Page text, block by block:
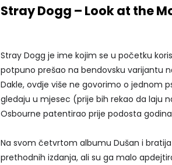
Stray Dogg – Look at the
Stray Dogg je ime kojim se u početku
potpuno prešao na bendovsku varijantu
Dakle, ovdje više ne govorimo o jednom
gledaju u mjesec (prije bih rekao da laju
Osbourne patentirao prije podosta
Na svom četvrtom albumu Dušan i
prethodnih izdanja, ali su ga malo